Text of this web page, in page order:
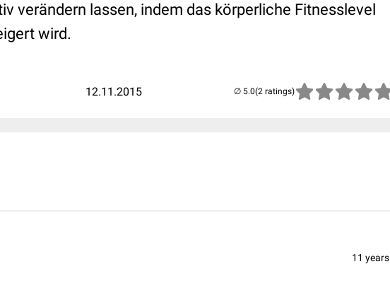
verändern lassen, indem das körperliche Fitnesslevel
wird.
12.11.2015 (2 ratings)
11 years